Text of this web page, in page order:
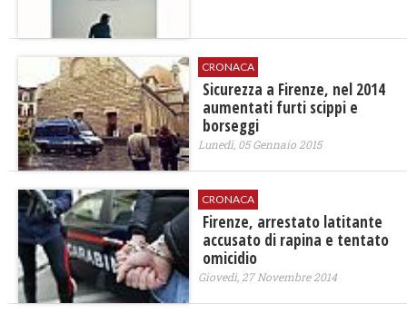
CRONACA
Sicurezza a Firenze, nel 2014
aumentati furti scippi e
borseggi
Lunedì, 05 Gennaio 2015
CRONACA
Firenze, arrestato latitante
accusato di rapina e tentato
omicidio
Giovedì, 27 Novembre 2014